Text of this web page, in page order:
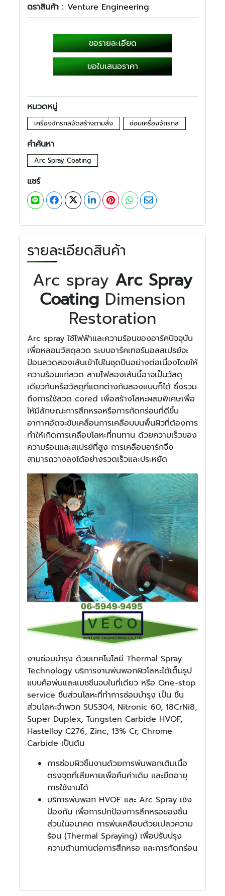
ตราสินค้า : Venture Engineering
ขอรายละเอียด
ขอใบเสนอราคา
หมวดหมู่
เครื่องจักรกลจัดสร้างตามสั่ง ซ่อมเครื่องจักรกล
คำค้นหา
Arc Spray Coating
แชร์
รายละเอียดสินค้า
Arc spray Arc Spray
Coating Dimension
Restoration
Arc spray ใช้ไฟฟ้าและความร้อนของอาร์คปัจจุบัน
เพื่อหลอมวัสดุลวด ระบบอาร์คเทอร์มอลสเปรย์จะ
ป้อนลวดสองเส้นเข้าไปในชุดปืนอย่างต่อเนื่องโดยให้
ความร้อนแก่ลวด สายไฟสองเส้นนี้อาจเป็นวัสดุ
เดียวกันหรือวัสดุที่แตกต่างกันสองแบบก็ได้ ซึ่งรวม
ถึงการใช้ลวด cored เพื่อสร้างโลหะผสมพิเศษเพื่อ
ให้มีลักษณะการสึกหรอหรือการกัดกร่อนที่ดีขึ้น
อากาศอัดจะขับเคลื่อนการเคลือบบนพื้นผิวที่ต้องการ
ทำให้เกิดการเคลือบโลหะที่ทนทาน ด้วยความเร็วของ
ความร้อนและสเปรย์ที่สูง การเคลือบอาร์กจึง
สามารถวางลงได้อย่างรวดเร็วและประหยัด
งานซ่อมบำรุง ด้วยเทคโนโลยี Thermal Spray
Technology บริการงานพ่นพอกผิวโลหะได้เต็มรูป
แบบคือพ่นและแมชชีนจบในที่เดียว หรือ One-stop
service ชิ้นส่วนโลหะที่ทำการซ่อมบำรุง เป็น ชิ้น
ส่วนโลหะจำพวก SUS304, Nitronic 60, 18CrNi8,
Super Duplex, Tungsten Carbide HVOF,
Hastelloy C276, Zinc, 13% Cr, Chrome
Carbide เป็นต้น
การซ่อมผิวชิ้นงานด้วยการพ่นพอกเติมเนื้อ
ตรงจุดที่เสียหายเพื่อคืนค่าเดิม และยืดอายุ
การใช้งานได้
บริการพ่นพอก HVOF และ Arc Spray เชิง
ป้องกัน เพื่อการปกป้องการสึกหรอของชิ้น
ส่วนในอนาคต การพ่นเคลือบด้วยเปลวความ
ร้อน (Thermal Spraying) เพื่อปรับปรุง
ความต้านทานต่อการสึกหรอ และการกัดกร่อน